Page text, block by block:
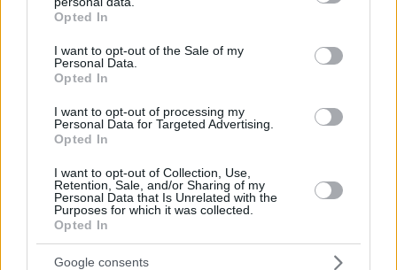
grant or deny consent to Google and its third-party tags to
use your data for below specified purposes in below Google
consent section.
Opted In
I want to opt-out of the Sale of my
Personal Data.
Opted In
I want to opt-out of processing my
Personal Data for Targeted Advertising.
Opted In
I want to opt-out of Collection, Use,
Retention, Sale, and/or Sharing of my
Personal Data that Is Unrelated with the
Purposes for which it was collected.
Opted In
Google consents
Απόντες οι Μπέκαμ από την ανανέωση των όρκων του
Μπρούκλιν με τη Νίκολα Πελτζ - Συνεχίζεται η διαμάχη
τους
04.08.2025, 19:13